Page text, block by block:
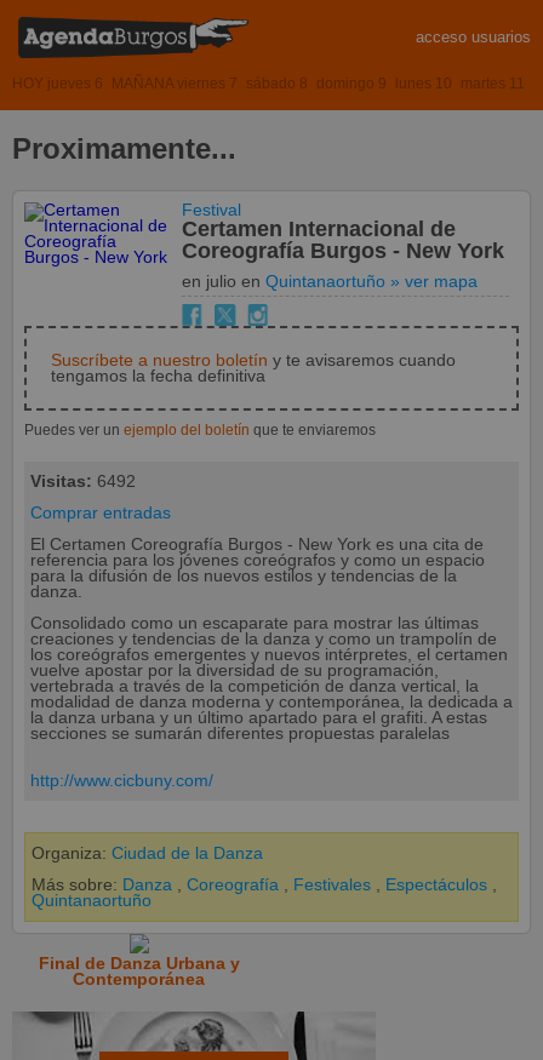
acceso usuarios
HOY jueves 6 MAÑANA viernes 7 sábado 8 domingo 9 lunes 10 martes 11
Proximamente...
Festival
Certamen Internacional de
Coreografía Burgos - New York
en julioenQuintanaortuño » ver mapa
Suscríbete a nuestro boletín y te avisaremos cuando
tengamos la fecha definitiva
Puedes ver un ejemplo del boletín que te enviaremos
Visitas: 6492
Comprar entradas
El Certamen Coreografía Burgos - New York es una cita de
referencia para los jóvenes coreógrafos y como un espacio
para la difusión de los nuevos estilos y tendencias de la
danza.
Consolidado como un escaparate para mostrar las últimas
creaciones y tendencias de la danza y como un trampolín de
los coreógrafos emergentes y nuevos intérpretes, el certamen
vuelve apostar por la diversidad de su programación,
vertebrada a través de la competición de danza vertical, la
modalidad de danza moderna y contemporánea, la dedicada a
la danza urbana y un último apartado para el grafiti. A estas
secciones se sumarán diferentes propuestas paralelas
http://www.cicbuny.com/
Organiza: Ciudad de la Danza
Más sobre: Danza Coreografía Festivales Espectáculos
Quintanaortuño
Final de Danza Urbana y
Contemporánea